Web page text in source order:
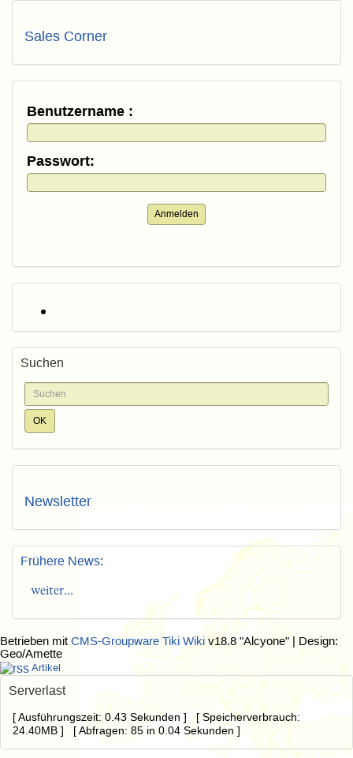
Sales Corner
Benutzername :
Passwort:
Anmelden
Suchen
Newsletter
Frühere News:
weiter...
Betrieben mit CMS-Groupware Tiki Wiki v18.8 "Alcyone" | Design:
Geo/Amette
Artikel
Serverlast
[ Ausführungszeit: 0.43 Sekunden ] [ Speicherverbrauch:
24.40MB ] [ Abfragen: 85 in 0.04 Sekunden ]